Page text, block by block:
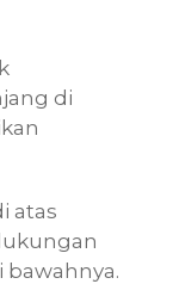
di
atas